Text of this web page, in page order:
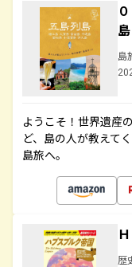
島
ようこそ！世界遺産
ど、島の人が教えて
島旅へ。
歴